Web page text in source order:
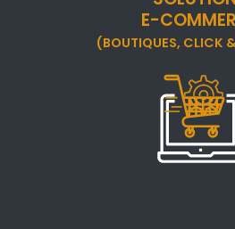
E-
(BOUTIQUES, CLICK